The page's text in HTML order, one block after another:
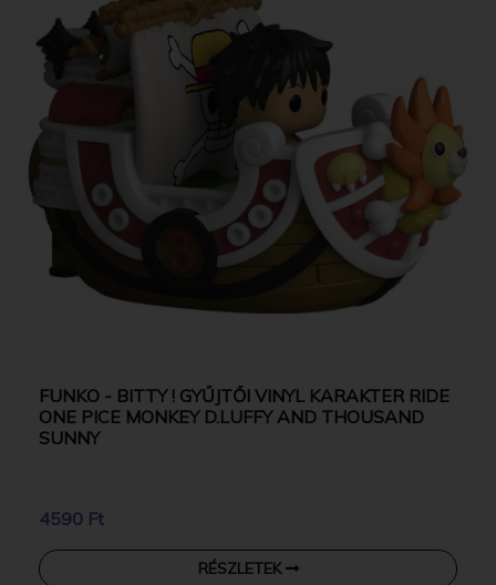
FUNKO - BITTY ! GYŰJTŐI VINYL KARAKTER RIDE
ONE PICE MONKEY D.LUFFY AND THOUSAND
SUNNY
4590 Ft
RÉSZLETEK